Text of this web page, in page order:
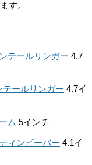
す。
テールリンガー 4.7
テールリンガー 4.7イ
ム 5インチ
ィンビーバー 4.1イ